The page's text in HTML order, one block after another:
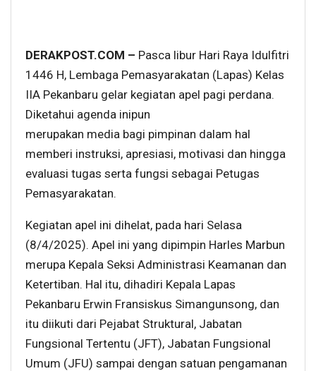
DERAKPOST.COM – Pasca libur Hari Raya Idulfitri
1446 H, Lembaga Pemasyarakatan (Lapas) Kelas
IIA Pekanbaru gelar kegiatan apel pagi perdana.
Diketahui agenda inipun
merupakan media bagi pimpinan dalam hal
memberi instruksi, apresiasi, motivasi dan hingga
evaluasi tugas serta fungsi sebagai Petugas
Pemasyarakatan.
Kegiatan apel ini dihelat, pada hari Selasa
(8/4/2025). Apel ini yang dipimpin Harles Marbun
merupa Kepala Seksi Administrasi Keamanan dan
Ketertiban. Hal itu, dihadiri Kepala Lapas
Pekanbaru Erwin Fransiskus Simangunsong, dan
itu diikuti dari Pejabat Struktural, Jabatan
Fungsional Tertentu (JFT), Jabatan Fungsional
Umum (JFU) sampai dengan satuan pengamanan